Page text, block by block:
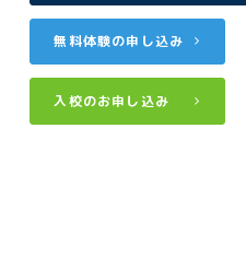
無料体験の申し込み
入校のお申し込み